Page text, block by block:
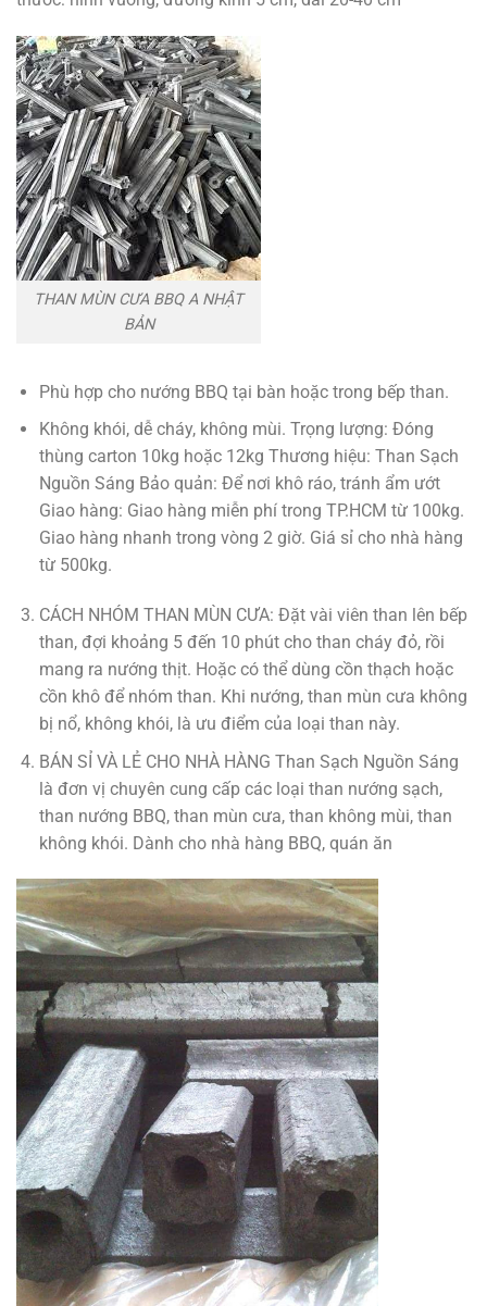
THAN MÙN CƯA BBQ A NHẬT
BẢN
Phù hợp cho nướng BBQ tại bàn hoặc trong bếp than.
Không khói, dễ cháy, không mùi. Trọng lượng: Đóng
thùng carton 10kg hoặc 12kg Thương hiệu: Than Sạch
Nguồn Sáng Bảo quản: Để nơi khô ráo, tránh ẩm ướt
Giao hàng: Giao hàng miễn phí trong TP.HCM từ 100kg.
Giao hàng nhanh trong vòng 2 giờ. Giá sỉ cho nhà hàng
từ 500kg.
CÁCH NHÓM THAN MÙN CƯA: Đặt vài viên than lên bếp
than, đợi khoảng 5 đến 10 phút cho than cháy đỏ, rồi
mang ra nướng thịt. Hoặc có thể dùng cồn thạch hoặc
cồn khô để nhóm than. Khi nướng, than mùn cưa không
bị nổ, không khói, là ưu điểm của loại than này.
BÁN SỈ VÀ LẺ CHO NHÀ HÀNG Than Sạch Nguồn Sáng
là đơn vị chuyên cung cấp các loại than nướng sạch,
than nướng BBQ, than mùn cưa, than không mùi, than
không khói. Dành cho nhà hàng BBQ, quán ăn